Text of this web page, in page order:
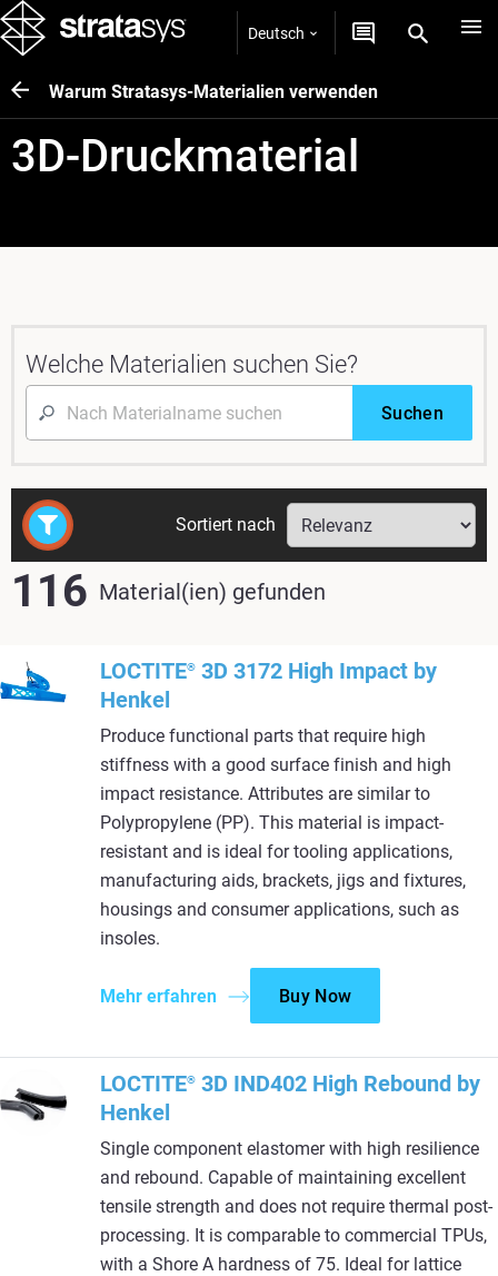
Deutsch
Warum Stratasys-Materialien verwenden
3D-Druckmaterial
Welche Materialien suchen Sie?
Suchen
116 Material(ien) gefunden
Sortiert nach
LOCTITE® 3D 3172 High Impact by
Henkel
Produce functional parts that require high
stiffness with a good surface finish and high
impact resistance. Attributes are similar to
Polypropylene (PP). This material is impact-
resistant and is ideal for tooling applications,
manufacturing aids, brackets, jigs and fixtures,
housings and consumer applications, such as
insoles.
Mehr erfahren Buy Now
LOCTITE® 3D IND402 High Rebound by
Henkel
Single component elastomer with high resilience
and rebound. Capable of maintaining excellent
tensile strength and does not require thermal post-
processing. It is comparable to commercial TPUs,
with a Shore A hardness of 75. Ideal for lattice